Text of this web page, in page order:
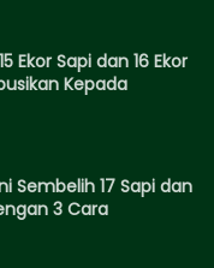
Ekor Sapi dan 16 Ekor
Kepada
Sembelih 17 Sapi dan
3 Cara